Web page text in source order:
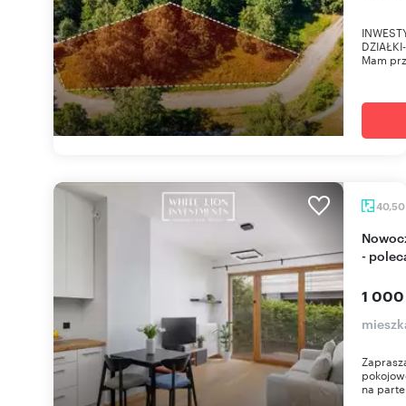
Mam
40,50
Nowoczesne 2 pokoje z ogródkiem na Mokotowie
-
1
na